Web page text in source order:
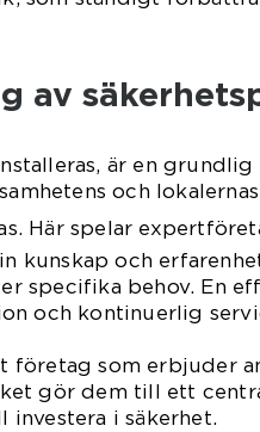
av
är en
och
Här spelar
kunskap och
specifika behov. En
och kontinuerlig
företag som erbjuder
gör dem till ett
investera i säkerhet.